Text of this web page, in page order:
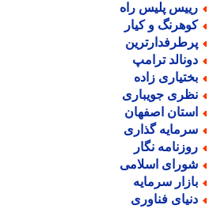
پلیس راه
و کیار
ترامپ
زاده
جویباری
اصفهان
گذاری
نگار
اسلامی
سرمایه
فناوری